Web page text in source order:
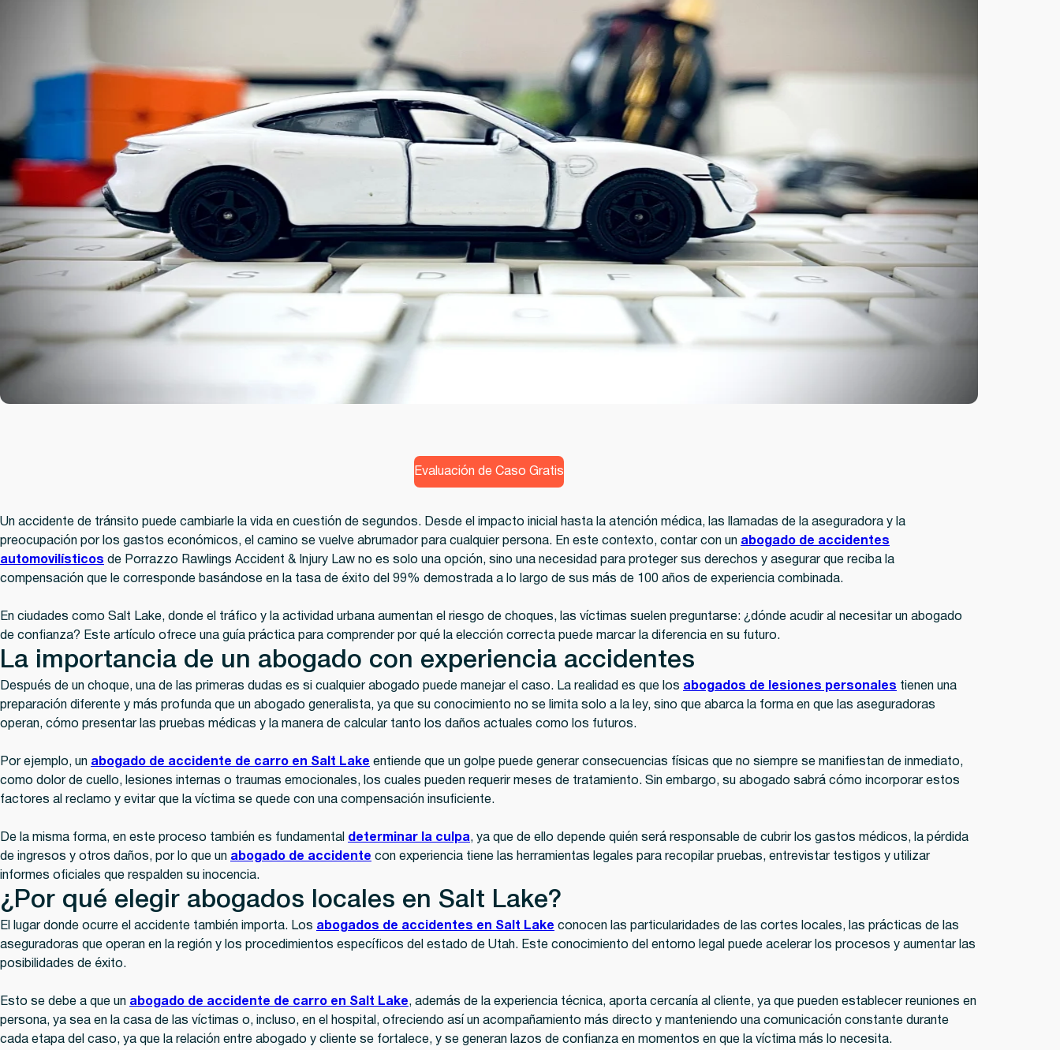
Evaluación de Caso Gratis
Un accidente de tránsito puede cambiarle la vida en cuestión de segundos. Desde el impacto inicial hasta la atención médica, las llamadas de la aseguradora y la
preocupación por los gastos económicos, el camino se vuelve abrumador para cualquier persona. En este contexto, contar con un abogado de accidentes
automovilísticos de Porrazzo Rawlings Accident & Injury Law no es solo una opción, sino una necesidad para proteger sus derechos y asegurar que reciba la
compensación que le corresponde basándose en la tasa de éxito del 99% demostrada a lo largo de sus más de 100 años de experiencia combinada.
En ciudades como Salt Lake, donde el tráfico y la actividad urbana aumentan el riesgo de choques, las víctimas suelen preguntarse: ¿dónde acudir al necesitar un abogado
de confianza? Este artículo ofrece una guía práctica para comprender por qué la elección correcta puede marcar la diferencia en su futuro.
La importancia de un abogado con experiencia accidentes
Después de un choque, una de las primeras dudas es si cualquier abogado puede manejar el caso. La realidad es que los abogados de lesiones personales tienen una
preparación diferente y más profunda que un abogado generalista, ya que su conocimiento no se limita solo a la ley, sino que abarca la forma en que las aseguradoras
operan, cómo presentar las pruebas médicas y la manera de calcular tanto los daños actuales como los futuros.
Por ejemplo, un abogado de accidente de carro en Salt Lake entiende que un golpe puede generar consecuencias físicas que no siempre se manifiestan de inmediato,
como dolor de cuello, lesiones internas o traumas emocionales, los cuales pueden requerir meses de tratamiento. Sin embargo, su abogado sabrá cómo incorporar estos
factores al reclamo y evitar que la víctima se quede con una compensación insuficiente.
De la misma forma, en este proceso también es fundamental determinar la culpa, ya que de ello depende quién será responsable de cubrir los gastos médicos, la pérdida
de ingresos y otros daños, por lo que un abogado de accidente con experiencia tiene las herramientas legales para recopilar pruebas, entrevistar testigos y utilizar
informes oficiales que respalden su inocencia.
¿Por qué elegir abogados locales en Salt Lake?
El lugar donde ocurre el accidente también importa. Los abogados de accidentes en Salt Lake conocen las particularidades de las cortes locales, las prácticas de las
aseguradoras que operan en la región y los procedimientos específicos del estado de Utah. Este conocimiento del entorno legal puede acelerar los procesos y aumentar las
posibilidades de éxito.
Esto se debe a que un abogado de accidente de carro en Salt Lake, además de la experiencia técnica, aporta cercanía al cliente, ya que pueden establecer reuniones en
persona, ya sea en la casa de las víctimas o, incluso, en el hospital, ofreciendo así un acompañamiento más directo y manteniendo una comunicación constante durante
cada etapa del caso, ya que la relación entre abogado y cliente se fortalece, y se generan lazos de confianza en momentos en que la víctima más lo necesita.